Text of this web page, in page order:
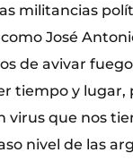
militancias
José
de avivar
tiempo y lugar,
virus que nos
nivel de las